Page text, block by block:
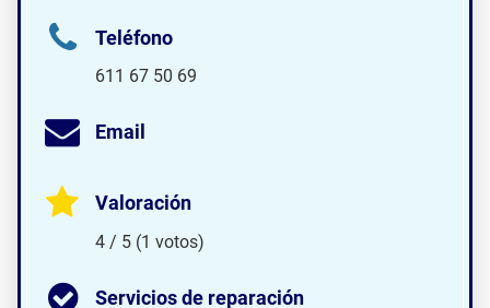
Teléfono
611 67 50 69
Email
Valoración
4 / 5 (1 votos)
Servicios de reparación